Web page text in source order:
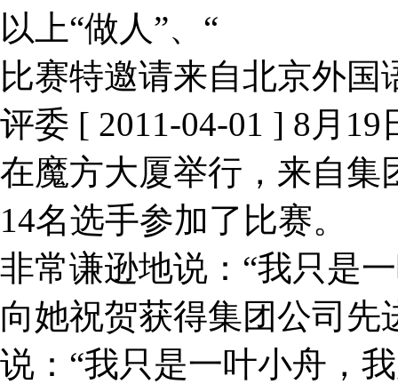
以上“做人”、“
比赛特邀请来自北京外
评委 [ 2011-04-01 ] 8月19
在魔方大厦举行，来自集
14名选手参加了比赛。
非常谦逊地说：“我只是
向她祝贺获得集团公司
说：“我只是一叶小舟，